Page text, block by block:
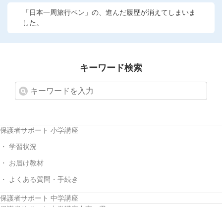
こどもちゃれんじ
進研ゼミ 高校講座
「日本一周旅行ペン」の、進んだ履歴が消えてしまいま
した。
キーワード検索
保護者サポート 小学講座
学習状況
お届け教材
よくある質問・手続き
保護者サポート 中学講座